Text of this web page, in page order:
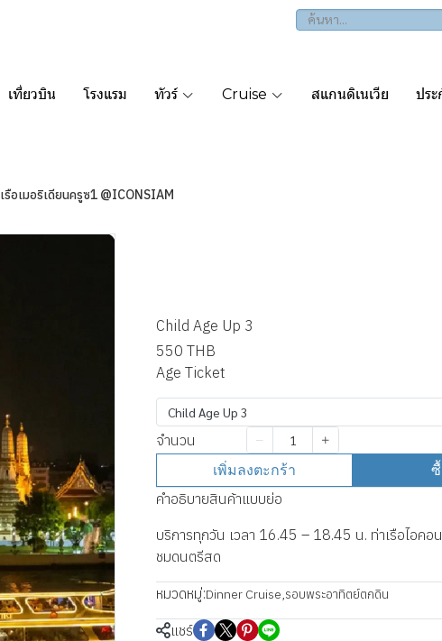
เที่ยวบิน โรงแรม ทัวร์ Cruise สแกนดิเนเวีย ปร
เรือเมอริเดียนครูซ1 @ICONSIAM
Child Age Up 3
550 THB
Age Ticket
Child Age Up 3
จำนวน
เพิ่มลงตะกร้า
คำอธิบายสินค้าแบบย่อ
บริการทุกวัน เวลา 16.45 – 18.45 น. ท่าเรือไอค
ชมดนตรีสด
หมวดหมู่:Dinner Cruise,รอบพระอาทิตย์ตกดิน
แชร์